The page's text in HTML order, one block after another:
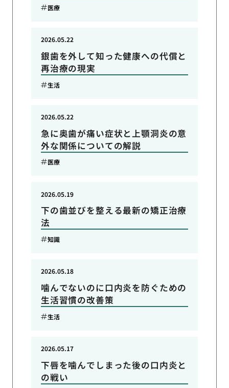
医療
銀歯を外して知った健康への代償と
再治療の現実
2026.05.22
生活
急に奥歯が痛い症状と上顎洞炎の意
外な関係についての解説
2026.05.22
医療
下の歯並びを整える最新の矯正治療
法
2026.05.19
知識
噛んでないのに口内炎を防ぐための
生活習慣の改善策
2026.05.18
生活
下唇を噛んでしまった後の口内炎と
の戦い
2026.05.17